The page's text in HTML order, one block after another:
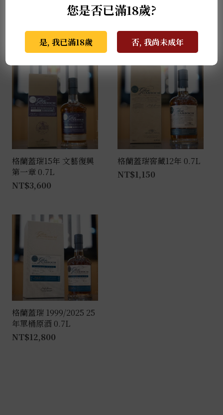
麥卡倫THE RED
0.7L
格蘭蓋瑞典藏特級單一
麥芽威士忌 0.7L
NT$940
格蘭蓋瑞15年 文藝復興
第一章 0.7L
NT$3,600
格蘭蓋瑞窖藏12年 0.7L
NT$1,150
格蘭蓋瑞 1999/2025 25
年單桶原酒 0.7L
NT$12,800
您是否已滿18歲?
是, 我已滿18歲 否, 我尚未成年